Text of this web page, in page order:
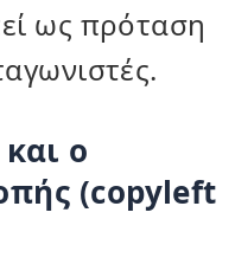
ως πρόταση
ο
(copyleft